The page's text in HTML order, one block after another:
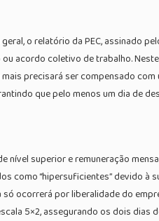
o relatório da PEC, assinado
acordo coletivo de trabalho.
precisará ser compensado
que pelo menos um dia de
superior e remuneração
como “hipersuficientes” devido
ocorrerá por liberalidade do
5×2, assegurando os dois dias